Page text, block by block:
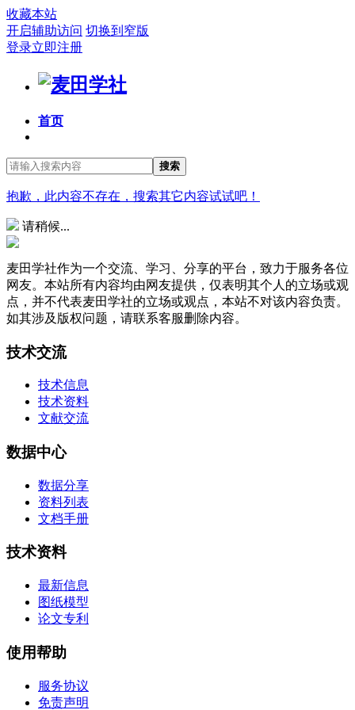
收藏本站
开启辅助访问 切换到窄版
登录立即注册
首页
搜索
抱歉，此内容不存在，搜索其它内容试试吧！
请稍候...
麦田学社作为一个交流、学习、分享的平台，致力于服务各位
网友。本站所有内容均由网友提供，仅表明其个人的立场或观
点，并不代表麦田学社的立场或观点，本站不对该内容负责。
如其涉及版权问题，请联系客服删除内容。
技术交流
技术信息
技术资料
文献交流
数据中心
数据分享
资料列表
文档手册
技术资料
最新信息
图纸模型
论文专利
使用帮助
服务协议
免责声明